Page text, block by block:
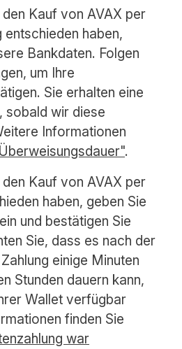
Kauf von AVAX per
entschieden haben,
Bankdaten. Folgen
um Ihre
Sie erhalten eine
sobald wir diese
Informationen
.
Kauf von AVAX per
haben, geben Sie
und bestätigen Sie
Sie, dass es nach der
einige Minuten
Stunden dauern kann,
Wallet verfügbar
finden Sie
war